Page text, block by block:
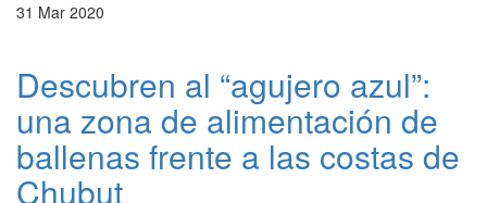
31 Mar 2020
Descubren al “agujero azul”:
una zona de alimentación de
ballenas frente a las costas de
Chubut